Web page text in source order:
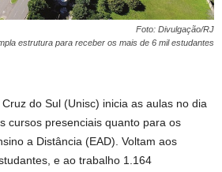
Foto: Divulgação/RJ
estrutura para receber os mais de 6 mil estudantes
do Sul (Unisc) inicia as aulas no dia
cursos presenciais quanto para os
a Distância (EAD). Voltam aos
e ao trabalho 1.164